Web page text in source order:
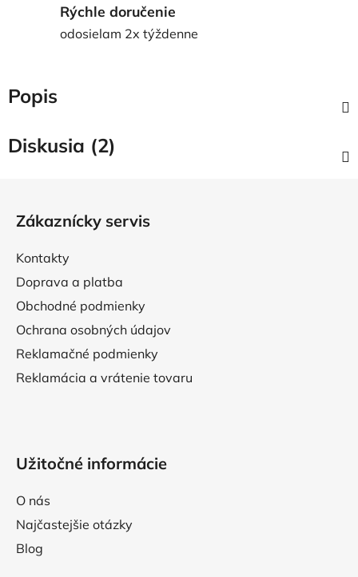
Rýchle doručenie
odosielam 2x týždenne
Popis
Diskusia (2)
Zákaznícky servis
Kontakty
Doprava a platba
Obchodné podmienky
Ochrana osobných údajov
Reklamačné podmienky
Reklamácia a vrátenie tovaru
Užitočné informácie
O nás
Najčastejšie otázky
Blog